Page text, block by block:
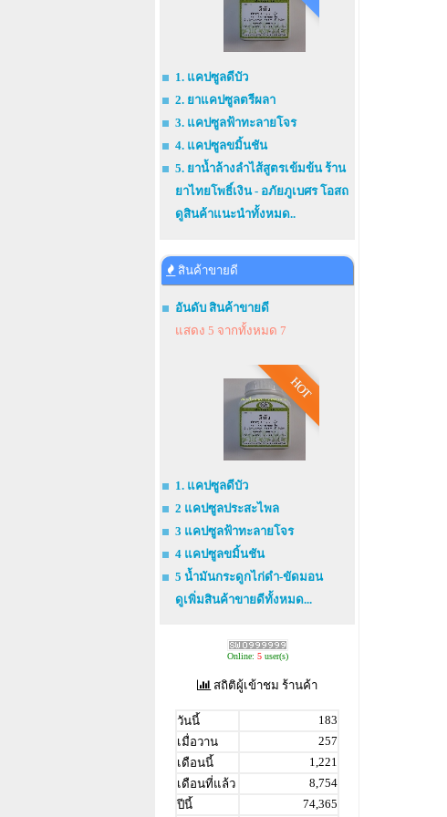
1. แคปซูลดีบัว
2. ยาแคปซูลตรีผลา
3. แคปซูลฟ้าทะลายโจร
4. แคปซูลขมิ้นชัน
5. ยาน้ำล้างลำไส้สูตรเข้มข้น ร้าน
ยาไทยโพธิ์เงิน - อภัยภูเบศร โอสถ
ดูสินค้าแนะนำทั้งหมด..
สินค้าขายดี
อันดับ สินค้าขายดี
แสดง 5 จากทั้งหมด 7
HOT
1. แคปซูลดีบัว
2 แคปซูลประสะไพล
3 แคปซูลฟ้าทะลายโจร
4 แคปซูลขมิ้นชัน
5 น้ำมันกระดูกไก่ดำ-ขัดมอน
ดูเพิ่มสินค้าขายดีทั้งหมด...
Online: 5user(s)
สถิติผู้เข้าชม ร้านค้า
วันนี้
183
เมื่อวาน
257
เดือนนี้
1,221
เดือนที่แล้ว
8,754
ปีนี้
74,365